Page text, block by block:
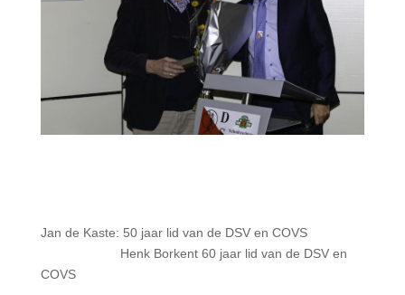
Jan de Kaste: 50 jaar lid van de DSV en COVS
Henk Borkent 60 jaar lid van de DSV en
COVS